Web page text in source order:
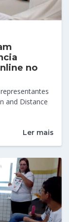
no
and Distance
Ler mais